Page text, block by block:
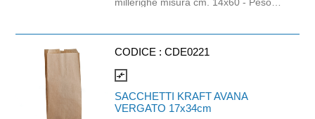
all'uso alimentare.
CODICE :CDE0221
compare_arrows
SACCHETTI KRAFT AVANA
VERGATO 17x34cm